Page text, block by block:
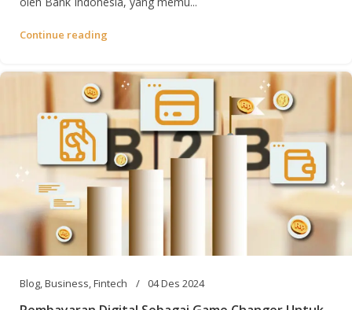
Continue reading
Blog,Business,Fintech 04 Des 2024